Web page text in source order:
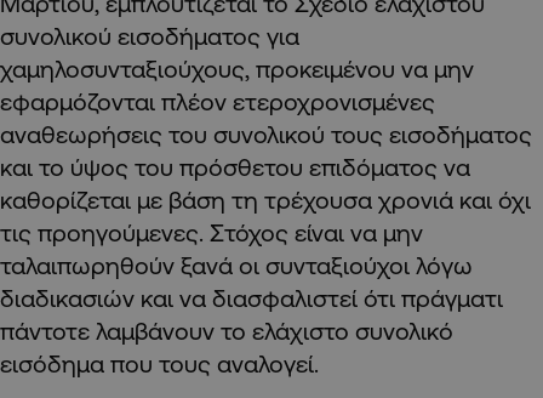
συνολικού εισοδήματος για
χαμηλοσυνταξιούχους, προκειμένου να μην
εφαρμόζονται πλέον ετεροχρονισμένες
αναθεωρήσεις του συνολικού τους εισοδήματος
και το ύψος του πρόσθετου επιδόματος να
καθορίζεται με βάση τη τρέχουσα χρονιά και όχι
τις προηγούμενες. Στόχος είναι να μην
ταλαιπωρηθούν ξανά οι συνταξιούχοι λόγω
διαδικασιών και να διασφαλιστεί ότι πράγματι
πάντοτε λαμβάνουν το ελάχιστο συνολικό
εισόδημα που τους αναλογεί.